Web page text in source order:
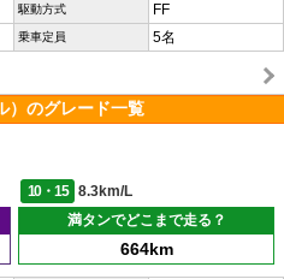
駆動方式 FF
乗車定員 5名
）のグレード一覧
10・15
8.3km/L
満タンでどこまで走る？
664km